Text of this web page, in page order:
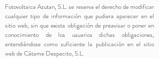
Fotovoltaica Azutan, S.L. se reserva el derecho de modificar
cualquier tipo de información que pudiera aparecer en el
sitio web, sin que exista obligación de preavisar o poner en
conocimiento de los usuarios dichas obligaciones,
entendiéndose como suficiente la publicación en el sitio
web de Cátame Despacito, S.L.